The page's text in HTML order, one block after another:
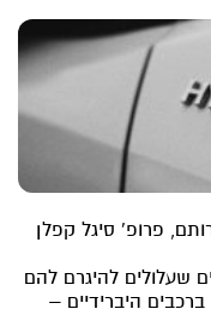
רותם, פרופ' סיגל קפלן
שעלולים להיגרם להם
היברידיים –